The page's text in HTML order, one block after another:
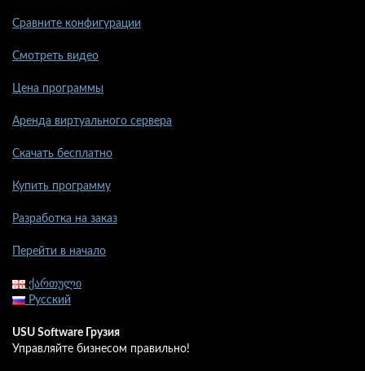
Сравните конфигурации
Смотреть видео
Цена программы
Аренда виртуального сервера
Скачать бесплатно
Купить программу
Разработка на заказ
Перейти в начало
ქართული
Русский
USU Software Грузия
Управляйте бизнесом правильно!